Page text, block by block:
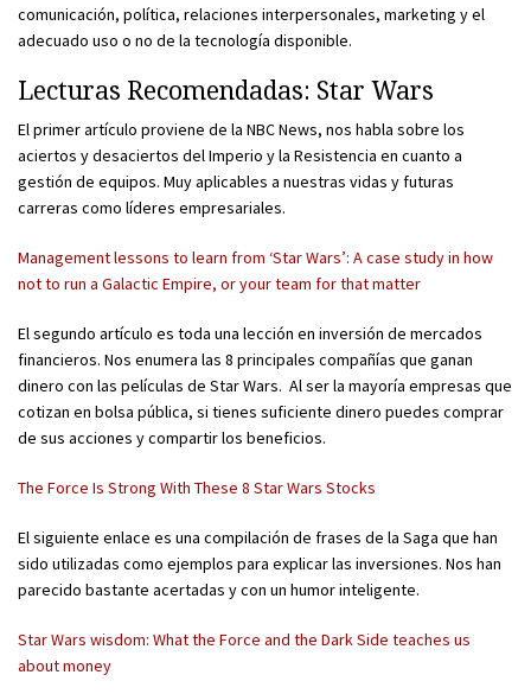
comunicación, política, relaciones interpersonales, marketing y el
adecuado uso o no de la tecnología disponible.
Lecturas Recomendadas: Star Wars
El primer artículo proviene de la NBC News, nos habla sobre los
aciertos y desaciertos del Imperio y la Resistencia en cuanto a
gestión de equipos. Muy aplicables a nuestras vidas y futuras
carreras como líderes empresariales.
Management lessons to learn from ‘Star Wars’: A case study in how
not to run a Galactic Empire, or your team for that matter
El segundo artículo es toda una lección en inversión de mercados
financieros. Nos enumera las 8 principales compañías que ganan
dinero con las películas de Star Wars. Al ser la mayoría empresas que
cotizan en bolsa pública, si tienes suficiente dinero puedes comprar
de sus acciones y compartir los beneficios.
The Force Is Strong With These 8 Star Wars Stocks
El siguiente enlace es una compilación de frases de la Saga que han
sido utilizadas como ejemplos para explicar las inversiones. Nos han
parecido bastante acertadas y con un humor inteligente.
Star Wars wisdom: What the Force and the Dark Side teaches us
about money